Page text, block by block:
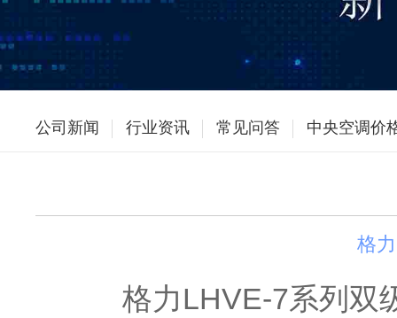
公司新闻 行业资讯 常见问答 中央空调价
格
格力LHVE-7系列双